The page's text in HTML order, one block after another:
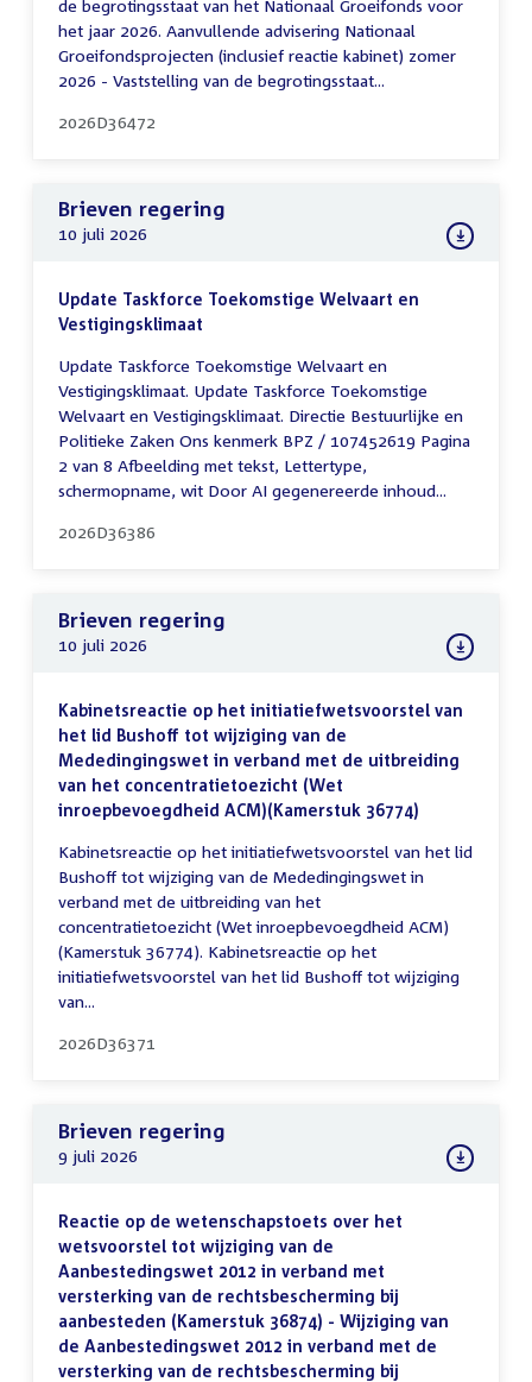
de begrotingsstaat van het Nationaal Groeifonds voor
het jaar 2026. Aanvullende advisering Nationaal
Groeifondsprojecten (inclusief reactie kabinet) zomer
2026 - Vaststelling van de begrotingsstaat...
2026D36472
Brieven regering
10 juli 2026
Update Taskforce Toekomstige Welvaart en
Vestigingsklimaat
Update Taskforce Toekomstige Welvaart en
Vestigingsklimaat. Update Taskforce Toekomstige
Welvaart en Vestigingsklimaat. Directie Bestuurlijke en
Politieke Zaken Ons kenmerk BPZ / 107452619 Pagina
2 van 8 Afbeelding met tekst, Lettertype,
schermopname, wit Door AI gegenereerde inhoud...
2026D36386
Brieven regering
10 juli 2026
Kabinetsreactie op het initiatiefwetsvoorstel van
het lid Bushoff tot wijziging van de
Mededingingswet in verband met de uitbreiding
van het concentratietoezicht (Wet
inroepbevoegdheid ACM)(Kamerstuk 36774)
Kabinetsreactie op het initiatiefwetsvoorstel van het lid
Bushoff tot wijziging van de Mededingingswet in
verband met de uitbreiding van het
concentratietoezicht (Wet inroepbevoegdheid ACM)
(Kamerstuk 36774). Kabinetsreactie op het
initiatiefwetsvoorstel van het lid Bushoff tot wijziging
van...
2026D36371
Brieven regering
9 juli 2026
Reactie op de wetenschapstoets over het
wetsvoorstel tot wijziging van de
Aanbestedingswet 2012 in verband met
versterking van de rechtsbescherming bij
aanbesteden (Kamerstuk 36874) - Wijziging van
de Aanbestedingswet 2012 in verband met de
versterking van de rechtsbescherming bij